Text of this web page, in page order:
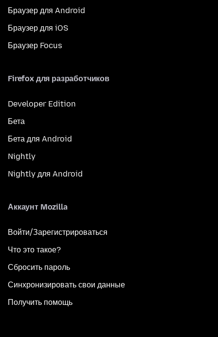
Браузер для Android
Браузер для iOS
Браузер Focus
Firefox для разработчиков
Developer Edition
Бета
Бета для Android
Nightly
Nightly для Android
Аккаунт Mozilla
Войти/Зарегистрироваться
Что это такое?
Сбросить пароль
Синхронизировать свои данные
Получить помощь